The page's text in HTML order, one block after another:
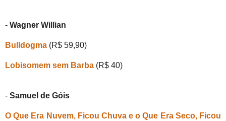
- Wagner Willian
Bulldogma (R$ 59,90)
Lobisomem sem Barba (R$ 40)
- Samuel de Góis
O Que Era Nuvem, Ficou Chuva e o Que Era Seco, Ficou